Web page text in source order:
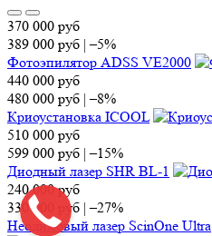
370 000 руб
389 000 руб |–5%
Фотоэпилятор ADSS VE2000
440 000 руб
480 000 руб |–8%
Криоустановка ICOOL
510 000 руб
599 000 руб |–15%
Диодный лазер SHR BL-1
240 000руб
330 000
руб |–27%
Неодимовый лазер ScinOne Ultra